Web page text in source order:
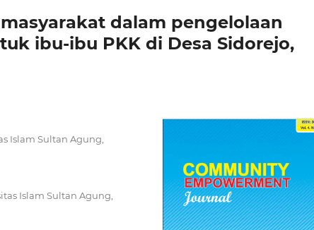
dalam pengelolaan
ibu-ibu PKK di Desa Sidorejo,
Islam Sultan Agung,
Islam Sultan Agung,